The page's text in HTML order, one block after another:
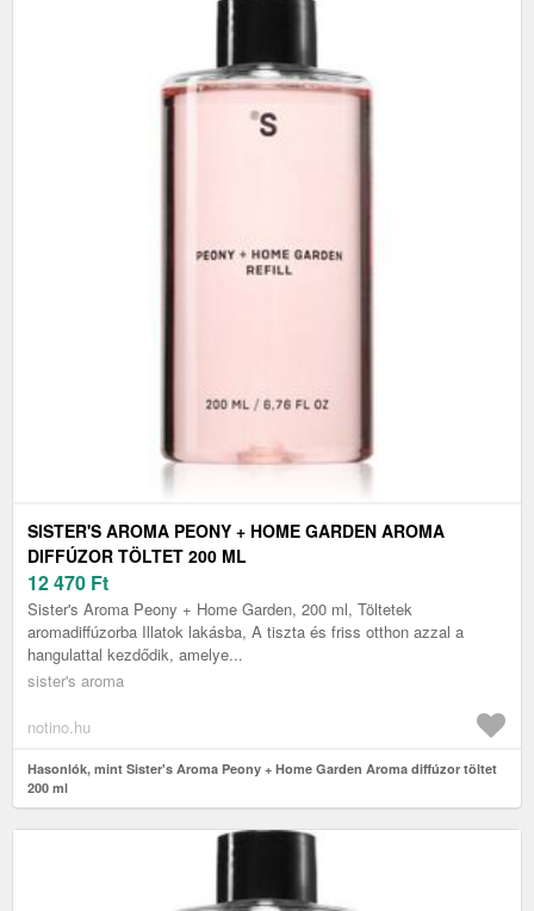
SISTER'S AROMA PEONY + HOME GARDEN AROMA
DIFFÚZOR TÖLTET 200 ML
12 470 Ft
Sister's Aroma Peony + Home Garden, 200 ml, Töltetek
aromadiffúzorba Illatok lakásba, A tiszta és friss otthon azzal a
hangulattal kezdődik, amelye...
sister's aroma
notino.hu
Hasonlók, mint Sister's Aroma Peony + Home Garden Aroma diffúzor töltet
200 ml